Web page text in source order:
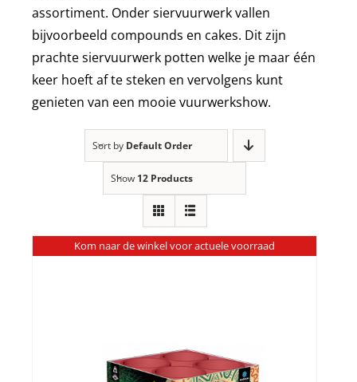
Cakeboxen
Outlet
Compounds
Cakes
Mines
Fonteinen
Kindervuurwerk
Veiligheid
assortiment. Onder siervuurwerk vallen
bijvoorbeeld compounds en cakes. Dit zijn
prachte siervuurwerk potten welke je maar één
keer hoeft af te steken en vervolgens kunt
genieten van een mooie vuurwerkshow.
Sort by Default Order
Show 12 Products
Kom naar de winkel voor actuele voorraad